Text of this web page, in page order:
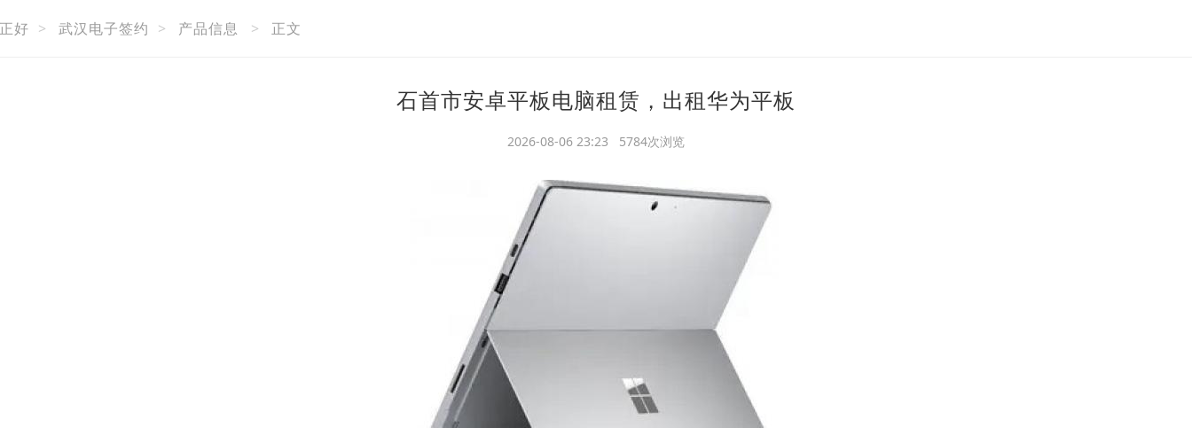
好 > 武汉电子签约 > 产品信息 > 正文
石首市安卓平板电脑租赁，出租华为平板
2026-08-06 23:23 5784次浏览